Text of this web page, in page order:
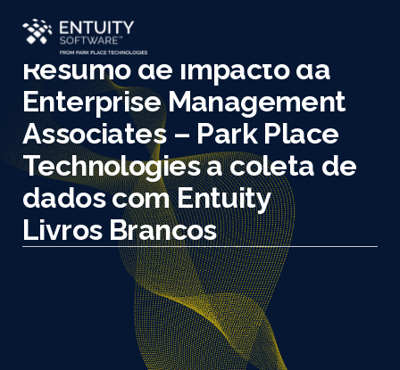
Resumo de impacto da
Enterprise Management
Associates – Park Place
Technologies a coleta de
dados com Entuity
Livros Brancos